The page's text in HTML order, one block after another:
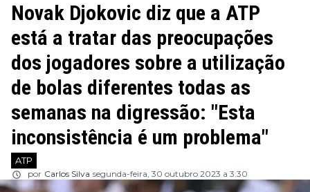
Novak Djokovic diz que a ATP
está a tratar das preocupações
dos jogadores sobre a utilização
de bolas diferentes todas as
semanas na digressão: "Esta
inconsistência é um problema"
ATP
por Carlos Silva segunda-feira, 30 outubro 2023 a 3:30